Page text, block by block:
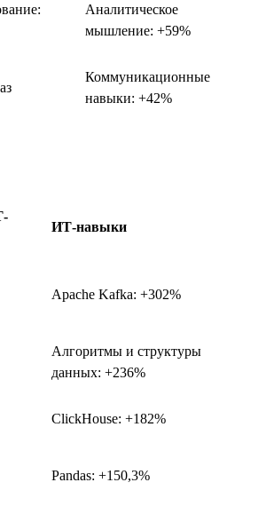
Аналитическое
мышление: +59%
Коммуникационные
навыки: +42%
ИТ-навыки
Apache Kafka: +302%
Алгоритмы и структуры
данных: +236%
ClickHouse: +182%
Pandas: +150,3%